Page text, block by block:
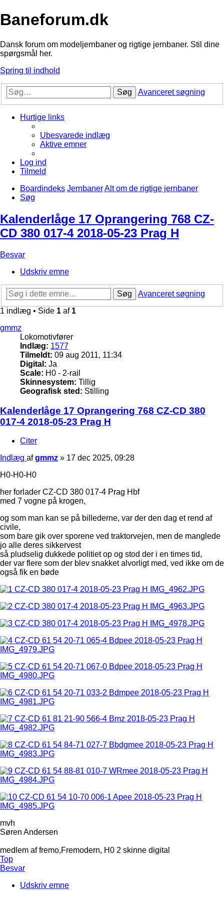
Baneforum.dk
Dansk forum om modeljernbaner og rigtige jernbaner. Stil dine
spørgsmål her.
Spring til indhold
Søg Avanceret søgning
Hurtige links
Ubesvarede indlæg
Aktive emner
Log ind
Tilmeld
Boardindeks JernbanerAlt om de rigtige jernbaner
Søg
Kalenderlåge 17 Oprangering 768 CZ-
CD 380 017-4 2018-05-23 Prag H
Besvar
Udskriv emne
Søg
Avanceret søgning
1 indlæg • Side 1 af 1
gmmz
Lokomotivfører
Indlæg: 1577
Tilmeldt: 09 aug 2011, 11:34
Digital: Ja
Scale: H0 - 2-rail
Skinnesystem: Tillig
Geografisk sted: Stilling
Kalenderlåge 17 Oprangering 768 CZ-CD 380
017-4 2018-05-23 Prag H
Citer
Indlæg afgmmz » 17 dec 2025, 09:28
H0-H0-H0
her forlader CZ-CD 380 017-4 Prag Hbf
med 7 vogne på krogen,
og som man kan se på billederne, var der den dag et rend af
civile,
som bare gik over sporene ved traktorvejen, men de manglede
jo alle deres sikkervest
så pludselig dukkede politiet op og stod der i en times tid,
der var flere som der blev snakket alvorligt med, ved ikke om de
også fik en bøde
mvh
Søren Andersen
medlem af fremo,Fremodern, H0 2 skinne digital
Top
Besvar
Udskriv emne